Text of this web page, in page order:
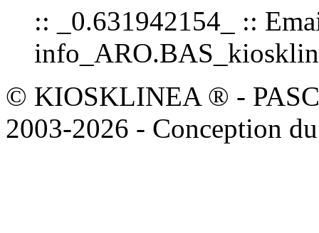
:: _0.631942154_ ::
© KIOSKLINEA ® -
2003-2026 - Conception